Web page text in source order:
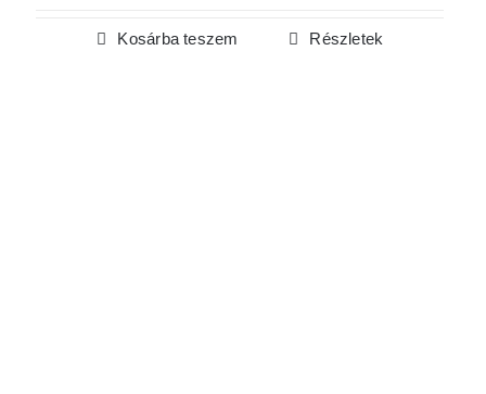
Kosárba teszem Részletek